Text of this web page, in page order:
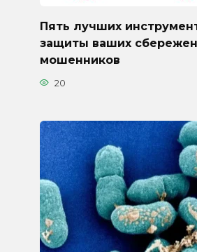
Пять лучших
защиты ваших
мошенников
20